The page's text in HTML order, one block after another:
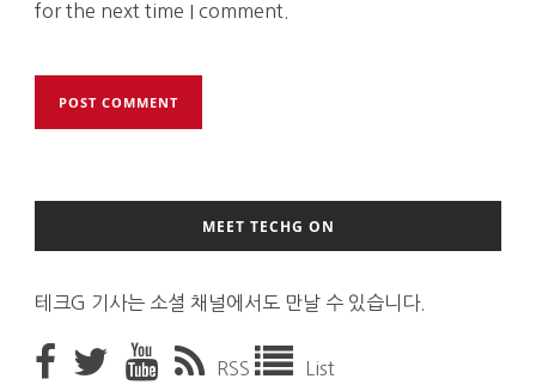
for the next time I comment.
MEET TECHG ON
테크G 기사는 소셜 채널에서도 만날 수 있습니다.
RSS List